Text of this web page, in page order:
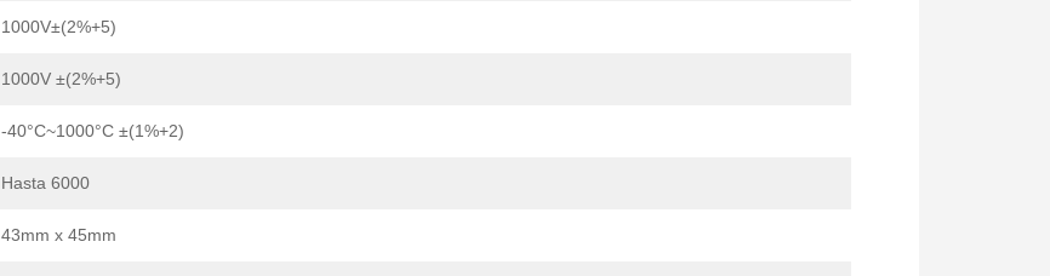
1000V±(2%+5)
1000V ±(2%+5)
-40°C~1000°C ±(1%+2)
Hasta 6000
43mm x 45mm